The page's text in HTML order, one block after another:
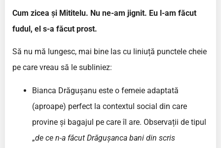
Cum zicea și Mititelu. Nu ne-am jignit. Eu l-am făcut
fudul, el s-a făcut prost.
Să nu mă lungesc, mai bine las cu liniuță punctele cheie
pe care vreau să le subliniez:
Bianca Drăgușanu este o femeie adaptată
(aproape) perfect la contextul social din care
provine și bagajul pe care îl are. Observații de tipul
„de ce n-a făcut Drăgușanca bani din scris